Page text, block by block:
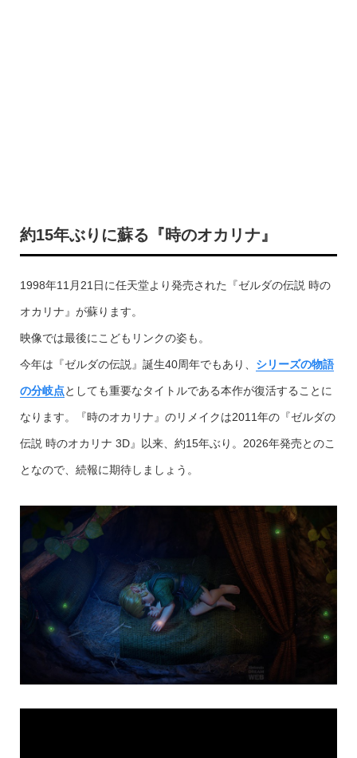
約15年ぶりに蘇る『時のオカリナ』
1998年11月21日に任天堂より発売された『ゼルダの伝説 時の
オカリナ』が蘇ります。
映像では最後にこどもリンクの姿も。
今年は『ゼルダの伝説』誕生40周年でもあり、 シリーズの物語
の分岐点としても重要なタイトルである本作が復活することに
なります。『時のオカリナ』のリメイクは2011年の『ゼルダの
伝説 時のオカリナ 3D』以来、約15年ぶり。2026年発売とのこ
となので、続報に期待しましょう。